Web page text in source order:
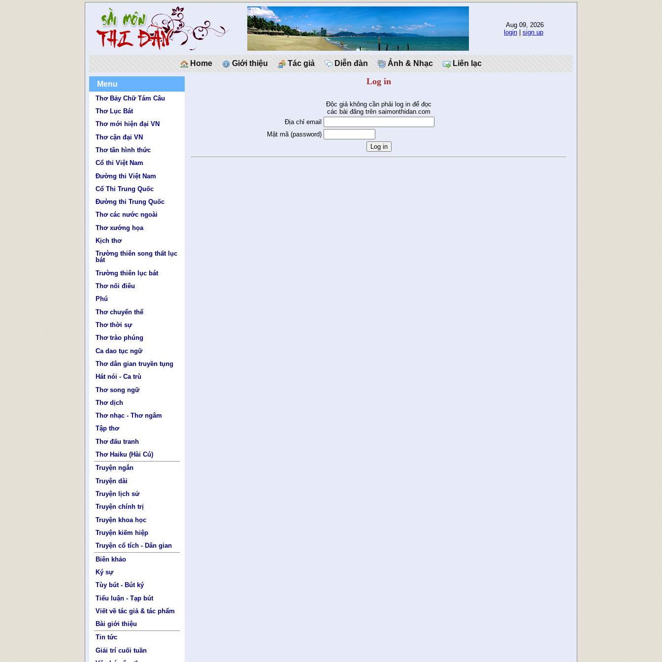
Aug 09, 2026
login
sign up
Home Giới thiệu Tác giả Diễn đàn Ảnh & Nhạc Liên lạc
Menu
Thơ Bảy Chữ Tám Câu
Thơ Lục Bát
Thơ mới hiện đại VN
Thơ cận đại VN
Thơ tân hình thức
Cổ thi Việt Nam
Đường thi Việt Nam
Cổ Thi Trung Quốc
Đường thi Trung Quốc
Thơ các nước ngoài
Thơ xướng họa
Kịch thơ
Trường thiên song thất lục
bát
Trường thiên lục bát
Thơ nối điêu
Phú
Thơ chuyển thể
Thơ thời sự
Thơ trào phúng
Ca dao tục ngữ
Thơ dân gian truyền tụng
Hát nói - Ca trù
Thơ song ngữ
Thơ dịch
Thơ nhạc - Thơ ngâm
Tập thơ
Thơ đấu tranh
Thơ Haiku (Hài Cú)
Truyện ngắn
Truyện dài
Truyện lịch sử
Truyện chính trị
Truyện khoa học
Truyện kiếm hiệp
Truyện cổ tích - Dân gian
Biên khảo
Ký sự
Tùy bút - Bút ký
Tiểu luận - Tạp bút
Viết về tác giả & tác phẩm
Bài giới thiệu
Tin tức
Giải trí cuối tuần
Log in
Độc giả không cần phải log in để đọc
các bài đăng trên saimonthidan.com
Địa chỉ email
Mật mã (password)